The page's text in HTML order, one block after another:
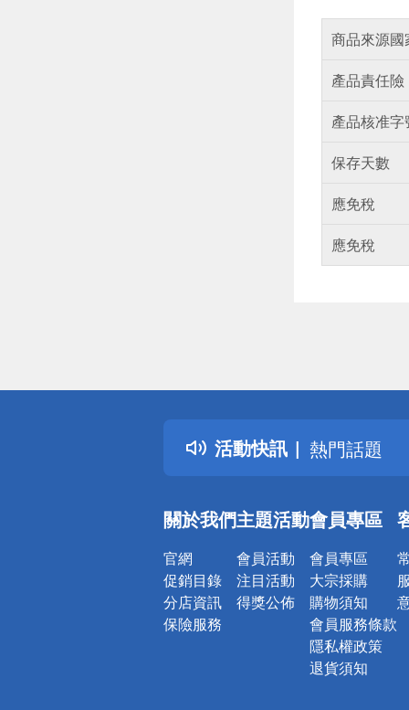
商品來源國
產品責任險
產品核准字
保存天數
應免稅
應免稅
活動快訊
詐騙網頁！
得獎公告
熱門話題
銀行優惠
詐騙網頁！
關於我們
官網
促銷目錄
分店資訊
保險服務
主題活動
會員活動
注目活動
得獎公佈
會員專區
會員專區
大宗採購
購物須知
會員服務條款
隱私權政策
退貨須知